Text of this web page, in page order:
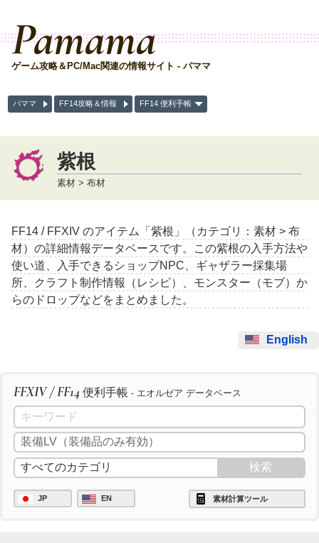
Pamama
ゲーム攻略＆PC/Mac関連の情報サイト - パママ
パママ FF14攻略＆情報 FF14 便利手帳
紫根
素材 > 布材
FF14 / FFXIV のアイテム「紫根」（カテゴリ：素材 > 布
材）の詳細情報データベースです。この紫根の入手方法や
使い道、入手できるショップNPC、ギャザラー採集場
所、クラフト制作情報（レシピ）、モンスター（モブ）か
らのドロップなどをまとめました。
English
FFXIV / FF14 便利手帳 - エオルゼア データベース
JP EN 素材計算ツール